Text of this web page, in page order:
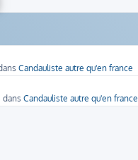
Candauliste autre qu'en france
dansCandauliste autre qu'en france